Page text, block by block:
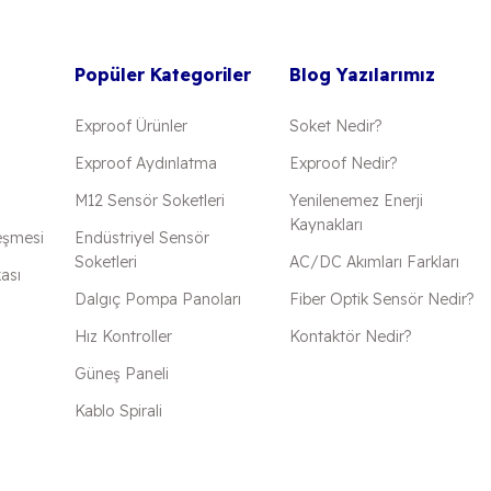
Popüler Kategoriler
Exproof Ürünler
Exproof Aydınlatma
M12 Sensör Soketleri
Endüstriyel Sensör
Soketleri
Dalgıç Pompa Panoları
Hız Kontroller
Güneş Paneli
Kablo Spirali
Blog Yazılarımız
Soket Nedir?
Exproof Nedir?
Yenilenemez Enerji
Kaynakları
AC/DC Akımları Farkları
Fiber Optik Sensör Nedir?
Kontaktör Nedir?